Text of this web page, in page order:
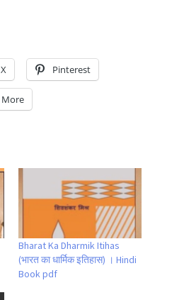
X Pinterest
More
Bharat Ka Dharmik Itihas
(भारत का धार्मिक इतिहास) । Hindi
Book pdf